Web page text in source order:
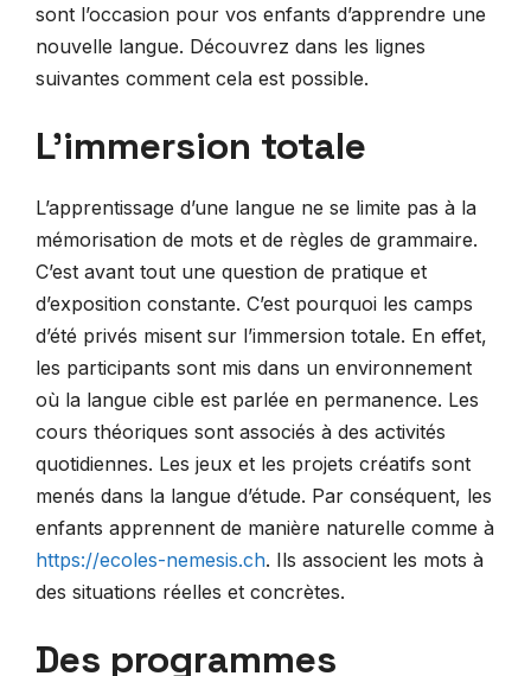
sont l’occasion pour vos enfants d’apprendre une
nouvelle langue. Découvrez dans les lignes
suivantes comment cela est possible.
L’immersion totale
L’apprentissage d’une langue ne se limite pas à la
mémorisation de mots et de règles de grammaire.
C’est avant tout une question de pratique et
d’exposition constante. C’est pourquoi les camps
d’été privés misent sur l’immersion totale. En effet,
les participants sont mis dans un environnement
où la langue cible est parlée en permanence. Les
cours théoriques sont associés à des activités
quotidiennes. Les jeux et les projets créatifs sont
menés dans la langue d’étude. Par conséquent, les
enfants apprennent de manière naturelle comme à
https://ecoles-nemesis.ch. Ils associent les mots à
des situations réelles et concrètes.
Des programmes